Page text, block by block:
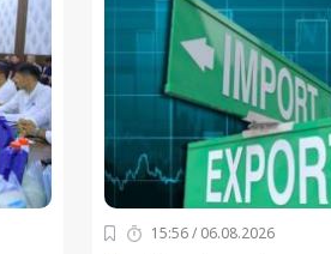
15:56 / 06.08.2026